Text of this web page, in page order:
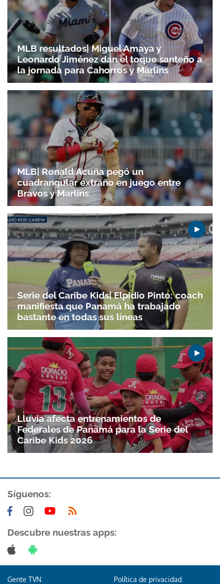
MLB resultados| Miguel Amaya y
Leonardo Jiménez dan el toque santeño a
la jornada para Cahorros y Marlins
MLB| Ronald Acuña pegó un
cuadrangular extraño en juego entre
Bravos y Marlins
Serie del Caribe Kids| Elpidio Pinto: coach
manifiesta que Panamá ha trabajado
bastante en todas sus líneas
Lluvia afecta entrenamientos de
Federales de Panamá para la Serie del
Caribe Kids 2026
Síguenos:
Descubre nuestras apps:
Gente TVN Política de privacidad